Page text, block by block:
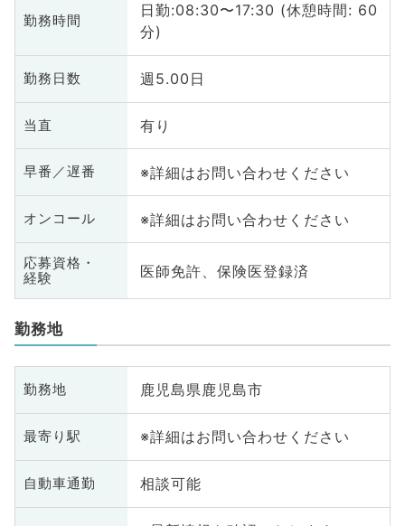
勤務時間
日勤:08:30〜17:30 (休憩時間: 60
分)
勤務日数 週5.00日
当直 有り
早番／遅番 ※詳細はお問い合わせください
オンコール ※詳細はお問い合わせください
応募資格・
経験
医師免許、保険医登録済
勤務地
勤務地 鹿児島県鹿児島市
最寄り駅 ※詳細はお問い合わせください
自動車通勤 相談可能